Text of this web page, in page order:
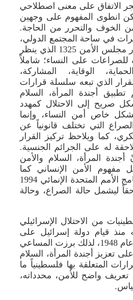
الاتفاق على معنى اصطلاحي
انطوى المفهوم على وجهين
الخوف والتحرر من الحاجة.
في ساحة المجتمع الدولي،
صدر عام 2000 قرار مجلس الأمن 1325 الذي ينظر
للصراعات على النساء؛ شاملاً
الوقاية، المشاركة،
الذي تبعه سلسلة قرارات
أجندة المرأة، السلام
صريح إلى الاحتلال كمهدد
خاص أمن النساء، وإنما
التي تختلف قانونياً عن
كما ويلاحظ تركيز القرار
اللاحقة له على الجرائم الجنسية.
المرأة، السلام والأمن
الأمن الإنساني كما
أسس له تقرير برنامج الأمم المتحدة الإنمائي 1994
ليشمل حالة الصراع، وحالة
من الاحتلال الإسرائيلي
منذ قيام دولة إسرائيل على
الأرض الفلسطينية عام 1948، لذلك برزت المساعي
تعزيز أجندة المرأة، السلام
المتعلقة بها فلسطينياً ما
واضح للأمن، محدداته،